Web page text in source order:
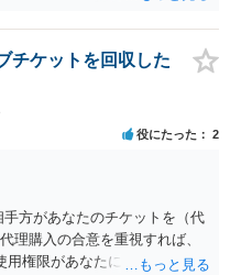
訴状を作成提出し、裁判所に
訴状の記載内容から明らかな
事前連絡し、引き続き訴訟も
が明らかになったところで、
に訴状の受領を促すこともあ
ないと、実際の本人性が明ら
０万円の請求で代理人弁護士
所は明らかにしないでしょ
情報）から、相手の住所等の
えます。 以上、ご参考まで。
チケットを回収した
役にたった 2
方があなたのチケットを（代
理購入の合意を重視すれば、
用権限があなたにあり、チケッ